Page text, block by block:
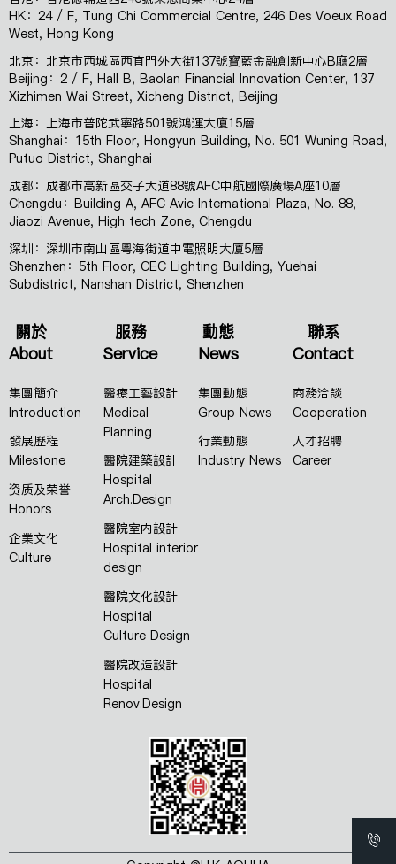
HK：24 / F, Tung Chi Commercial Centre, 246 Des Voeux Road
West, Hong Kong
北京：北京市西城區西直門外大街137號寶藍金融創新中心B廳2層
Beijing：2 / F, Hall B, Baolan Financial Innovation Center, 137
Xizhimen Wai Street, Xicheng District, Beijing
上海：上海市普陀武寧路501號鴻運大廈15層
Shanghai：15th Floor, Hongyun Building, No. 501 Wuning Road,
Putuo District, Shanghai
成都：成都市高新區交子大道88號AFC中航國際廣場A座10層
Chengdu：Building A, AFC Avic International Plaza, No. 88,
Jiaozi Avenue, High tech Zone, Chengdu
深圳：深圳市南山區粵海街道中電照明大廈5層
Shenzhen：5th Floor, CEC Lighting Building, Yuehai
Subdistrict, Nanshan District, Shenzhen
關於
About
集團簡介
Introduction
發展歷程
Milestone
资质及荣誉
Honors
企業文化
Culture
服務
Service
醫療工藝設計
Medical
Planning
醫院建築設計
Hospital
Arch.Design
醫院室内設計
Hospital interior
design
醫院文化設計
Hospital
Culture Design
醫院改造設計
Hospital
Renov.Design
動態
News
集團動態
Group News
行業動態
Industry News
聯系
Contact
商務洽談
Cooperation
人才招聘
Career